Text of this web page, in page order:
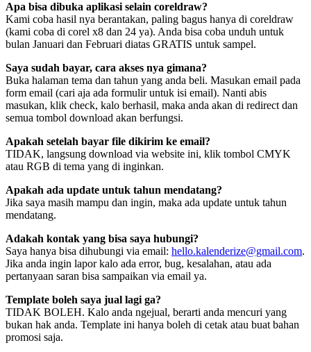
Apa bisa dibuka aplikasi selain coreldraw?
Kami coba hasil nya berantakan, paling bagus hanya di coreldraw
(kami coba di corel x8 dan 24 ya). Anda bisa coba unduh untuk
bulan Januari dan Februari diatas GRATIS untuk sampel.
Saya sudah bayar, cara akses nya gimana?
Buka halaman tema dan tahun yang anda beli. Masukan email pada
form email (cari aja ada formulir untuk isi email). Nanti abis
masukan, klik check, kalo berhasil, maka anda akan di redirect dan
semua tombol download akan berfungsi.
Apakah setelah bayar file dikirim ke email?
TIDAK, langsung download via website ini, klik tombol CMYK
atau RGB di tema yang di inginkan.
Apakah ada update untuk tahun mendatang?
Jika saya masih mampu dan ingin, maka ada update untuk tahun
mendatang.
Adakah kontak yang bisa saya hubungi?
Saya hanya bisa dihubungi via email: hello.kalenderize@gmail.com.
Jika anda ingin lapor kalo ada error, bug, kesalahan, atau ada
pertanyaan saran bisa sampaikan via email ya.
Template boleh saya jual lagi ga?
TIDAK BOLEH. Kalo anda ngejual, berarti anda mencuri yang
bukan hak anda. Template ini hanya boleh di cetak atau buat bahan
promosi saja.